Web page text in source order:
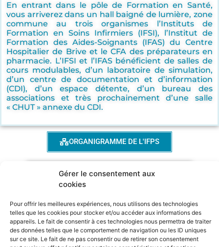
Gérer le consentement aux
cookies
Pour offrir les meilleures expériences, nous utilisons des technologies
telles que les cookies pour stocker et/ou accéder aux informations des
appareils. Le fait de consentir à ces technologies nous permettra de traiter
des données telles que le comportement de navigation ou les ID uniques
sur ce site. Le fait de ne pas consentir ou de retirer son consentement
En entrant dans le pôle de Formation en Santé,
vous arriverez dans un hall baigné de lumière, zone
commune au trois organismes l’Instituts de
Formation en Soins Infirmiers (IFSI), l’Institut de
Formation des Aides-Soignants (IFAS) du Centre
Hospitalier de Brive et le CFA des préparateurs en
pharmacie. L’IFSI et l’IFAS bénéficient de salles de
cours modulables, d’un laboratoire de simulation,
d’un centre de documentation et d’information
(CDI), d’un espace détente, d’un bureau des
associations et très prochainement d’une salle
« CHUT » annexe du CDI.
ORGANIGRAMME DE L'IFPS
CALENDRIER DE L'ALTERNANCE IDE - AS
PROJET PEDAGOGIQUE
HANDICAP
TAXE D’APPRENTISSAGE